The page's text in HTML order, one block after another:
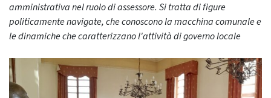
amministrativa nel ruolo di assessore. Si tratta di figure
politicamente navigate, che conoscono la macchina comunale e
le dinamiche che caratterizzano l'attività di governo locale